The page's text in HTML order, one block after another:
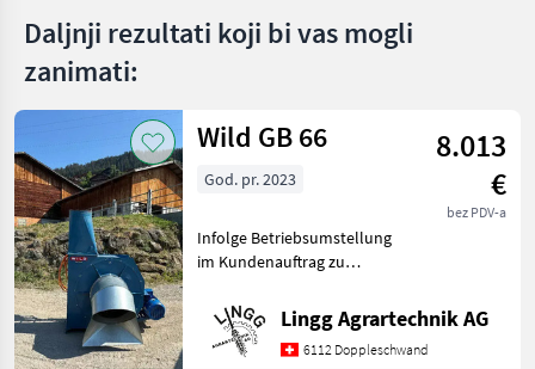
Daljnji rezultati koji bi vas mogli
zanimati:
Wild GB 66
8.013
€
bez PDV-a
God. pr. 2023
Infolge Betriebsumstellung
im Kundenauftrag zu
neuwertigem Zustand.
Motor 30PS/22KW mit
Frequenzumformer für
Lingg Agrartechnik AG
6112 Doppleschwand